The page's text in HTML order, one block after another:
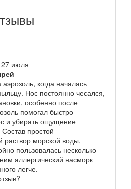
27 июля
когда началась
Нос постоянно чесался,
особенно после
помогал быстро
и убирать ощущение
Состав простой —
раствор морской воды,
пользовалась несколько
аллергический насморк
легче.